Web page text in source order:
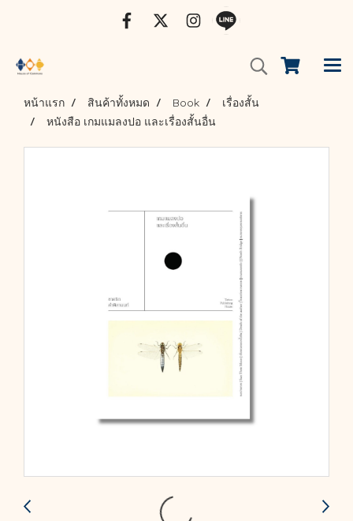
หน้าแรก สินค้าทั้งหมด Book
เรื่องสั้น
หนังสือ เกมแมลงปอ และเรื่องสั้นอื่น